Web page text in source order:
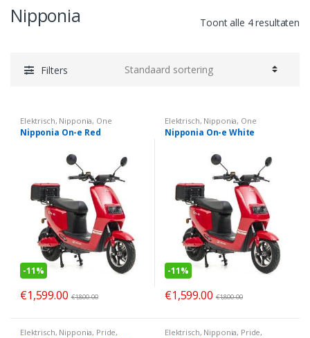
Nipponia Toont alle 4 resultaten
Filters
Elektrisch, Nipponia, One
Nipponia On-e Red
-11%
€1,599.00 €1,800.00
Elektrisch, Nipponia, One
Nipponia On-e White
-11%
€1,599.00 €1,800.00
Elektrisch, Nipponia, Pride, Elektrisch, Nipponia, Pride,